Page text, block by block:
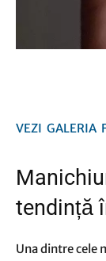
VEZI GALERIA
tendință
Una dintre cele